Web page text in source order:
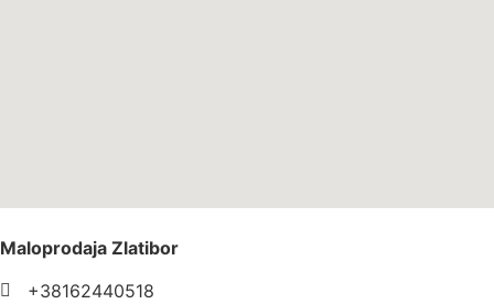
Maloprodaja Zlatibor
+38162440518